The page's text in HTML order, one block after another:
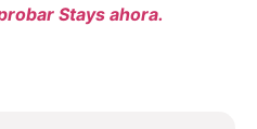
Stays ahora.